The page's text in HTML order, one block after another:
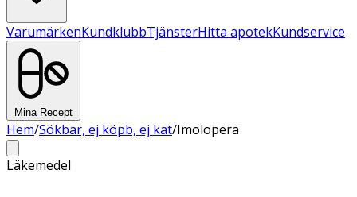
VarumärkenKundklubbTjänsterHitta apotekKundservice
Mina Recept
Hem/Sökbar, ej köpb, ej kat/Imolopera
Läkemedel